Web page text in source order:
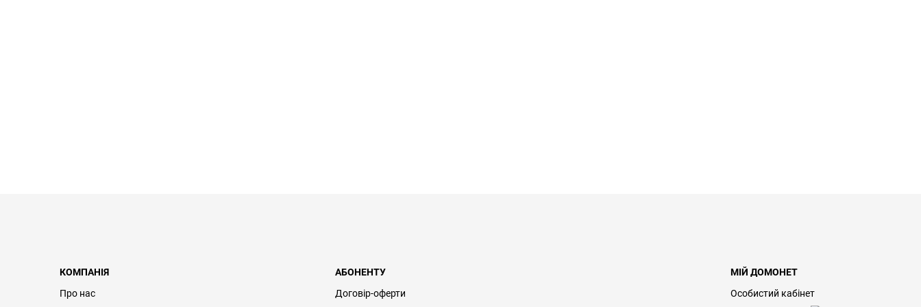
КОМПАНІЯ
Про нас
АБОНЕНТУ
Договір-оферти
МІЙ ДОМОНЕТ
Особистий кабінет